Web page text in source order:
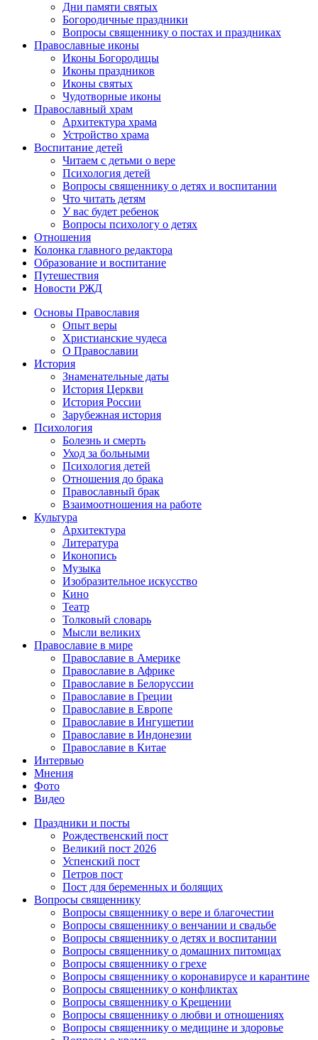
Дни памяти святых
Богородичные праздники
Вопросы священнику о постах и праздниках
Православные иконы
Иконы Богородицы
Иконы праздников
Иконы святых
Чудотворные иконы
Православный храм
Архитектура храма
Устройство храма
Воспитание детей
Читаем с детьми о вере
Психология детей
Вопросы священнику о детях и воспитании
Что читать детям
У вас будет ребенок
Вопросы психологу о детях
Отношения
Колонка главного редактора
Образование и воспитание
Путешествия
Новости РЖД
Основы Православия
Опыт веры
Христианские чудеса
О Православии
История
Знаменательные даты
История Церкви
История России
Зарубежная история
Психология
Болезнь и смерть
Уход за больными
Психология детей
Отношения до брака
Православный брак
Взаимоотношения на работе
Культура
Архитектура
Литература
Иконопись
Музыка
Изобразительное искусство
Кино
Театр
Толковый словарь
Мысли великих
Православие в мире
Православие в Америке
Православие в Африке
Православие в Белоруссии
Православие в Греции
Православие в Европе
Православие в Ингушетии
Православие в Индонезии
Православие в Китае
Интервью
Мнения
Фото
Видео
Праздники и посты
Рождественский пост
Великий пост 2026
Успенский пост
Петров пост
Пост для беременных и болящих
Вопросы священнику
Вопросы священнику о вере и благочестии
Вопросы священнику о венчании и свадьбе
Вопросы священнику о детях и воспитании
Вопросы священнику о домашних питомцах
Вопросы священнику о грехе
Вопросы священнику о коронавирусе и карантине
Вопросы священнику о конфликтах
Вопросы священнику о Крещении
Вопросы священнику о любви и отношениях
Вопросы священнику о медицине и здоровье